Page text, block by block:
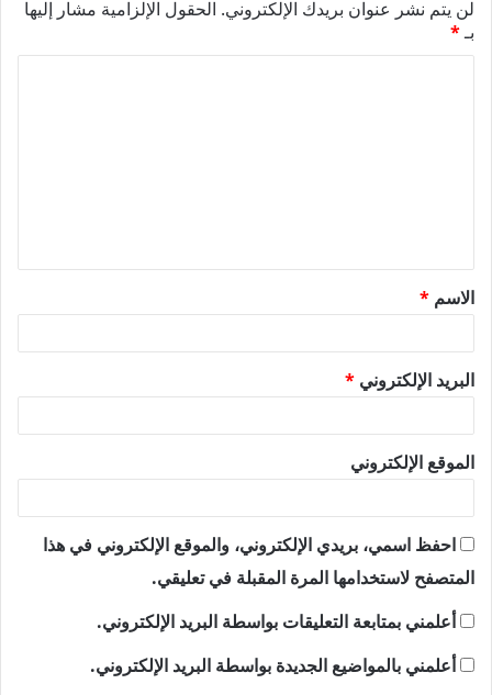
لن يتم نشر عنوان بريدك الإلكتروني. الحقول الإلزامية مشار إليها
بـ*
ق
*
الاسم *
البريد الإلكتروني *
الموقع الإلكتروني
احفظ اسمي، بريدي الإلكتروني، والموقع الإلكتروني في هذا
المتصفح لاستخدامها المرة المقبلة في تعليقي.
أعلمني بمتابعة التعليقات بواسطة البريد الإلكتروني.
أعلمني بالمواضيع الجديدة بواسطة البريد الإلكتروني.